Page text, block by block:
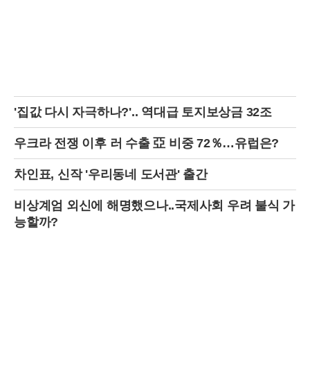
부되게 만들었다는 비난이 쏟아지고 있다.장 대표의 과거 행적들 또한 다
시금 도마 위에 오르며 사퇴 압박을 가중시키고 있다. 연초 한동훈 의원
제명 사태부터 대통령의 내란 혐의에 대한 부적절한 옹호 발언, 그리고
외교적 성과 없는 '빈손 방미' 논란까지 겹치며 리더십은 이미 바닥을 쳤
다는 분석이다. 당 관계자들은 장 대표가 사퇴를 거부하고 음모론에 매몰
라고 경고하고 있다. 보수 진영의 미래를 위해 지도부 총사퇴를 포함한
근본적인 인적 쇄신이 필요하다는 목소리가 6·10 만세운동 기념일의 정
국을 뜨겁게 달구고 있다.
'집값 다시 자극하나?'.. 역대급 토지보상금 32조
우크라 전쟁 이후 러 수출 亞 비중 72％…유럽은?
차인표, 신작 '우리동네 도서관' 출간
비상계엄 외신에 해명했으나..국제사회 우려 불식 가
능할까?